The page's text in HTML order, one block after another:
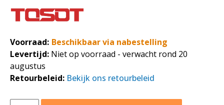
Voorraad: Beschikbaar via nabestelling
Levertijd: Niet op voorraad - verwacht rond 20
augustus
Retourbeleid: Bekijk ons retourbeleid